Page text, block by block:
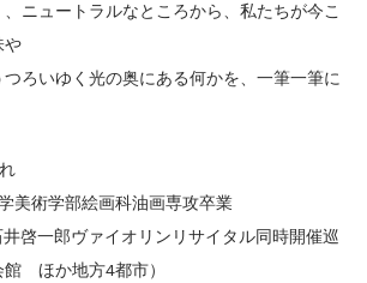
ニュートラルなところから、私たちが今こ
や
ろいゆく光の奥にある何かを、一筆一筆に
美術学部絵画科油画専攻卒業
一郎ヴァイオリンリサイタル同時開催巡
館 ほか地方4都市）